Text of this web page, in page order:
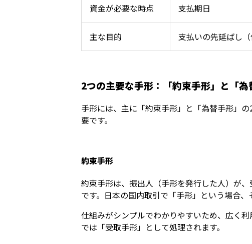
資金が必要な時点 支払期日
主な目的 支払いの先延ばし（
2つの主要な手形：「約束手形」と「為
手形には、主に「約束手形」と「為替手形」
要です。
約束手形
約束手形は、振出人（手形を発行した人）が
です。日本の国内取引で「手形」という場合、
仕組みがシンプルでわかりやすいため、広く
では「受取手形」として処理されます。